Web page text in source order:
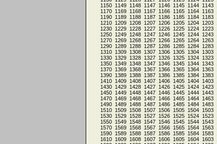
1143
1144
1145
1146
1147
1148
1149
1150
1163
1164
1165
1166
1167
1168
1169
1170
1183
1184
1185
1186
1187
1188
1189
1190
1203
1204
1205
1206
1207
1208
1209
1210
1223
1224
1225
1226
1227
1228
1229
1230
1243
1244
1245
1246
1247
1248
1249
1250
1263
1264
1265
1266
1267
1268
1269
1270
1283
1284
1285
1286
1287
1288
1289
1290
1303
1304
1305
1306
1307
1308
1309
1310
1323
1324
1325
1326
1327
1328
1329
1330
1343
1344
1345
1346
1347
1348
1349
1350
1363
1364
1365
1366
1367
1368
1369
1370
1383
1384
1385
1386
1387
1388
1389
1390
1403
1404
1405
1406
1407
1408
1409
1410
1423
1424
1425
1426
1427
1428
1429
1430
1443
1444
1445
1446
1447
1448
1449
1450
1463
1464
1465
1466
1467
1468
1469
1470
1483
1484
1485
1486
1487
1488
1489
1490
1503
1504
1505
1506
1507
1508
1509
1510
1523
1524
1525
1526
1527
1528
1529
1530
1543
1544
1545
1546
1547
1548
1549
1550
1563
1564
1565
1566
1567
1568
1569
1570
1583
1584
1585
1586
1587
1588
1589
1590
1603
1604
1605
1606
1607
1608
1609
1610